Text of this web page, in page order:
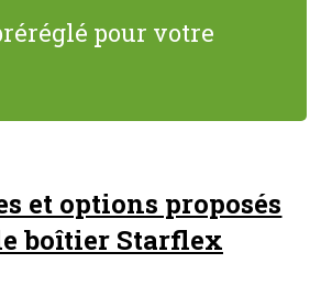
pour votre
et options proposés
boîtier Starflex